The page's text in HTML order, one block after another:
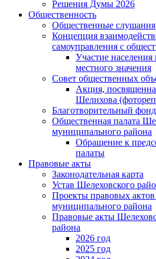
Решения Думы 2026
Общественность
Общественные слушания
Концепция
самоуправления с
Участие
местного значения
Совет общественных
Акция,
Шелихова
Благотворительный
Общественная палата
муниципального района
Обращение к
палаты
Правовые акты
Законодательная карта
Устав Шелеховского
Проекты правовых
муниципального района
Правовые акты
района
2026 год
2025 год